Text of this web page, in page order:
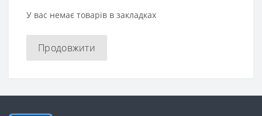
У вас немає товарів в закладках
Продовжити